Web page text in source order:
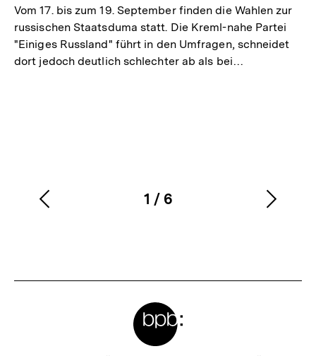
Vom 17. bis zum 19. September finden die Wahlen zur
russischen Staatsduma statt. Die Kreml-nahe Partei
"Einiges Russland" führt in den Umfragen, schneidet
dort jedoch deutlich schlechter ab als bei…
Karussellinhalt
1
von
/ 6
Vorherigen